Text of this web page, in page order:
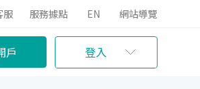
服 服務據點 EN 網站導覽
戶 登入